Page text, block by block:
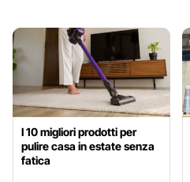
I 10 migliori prodotti per
pulire casa in estate senza
fatica